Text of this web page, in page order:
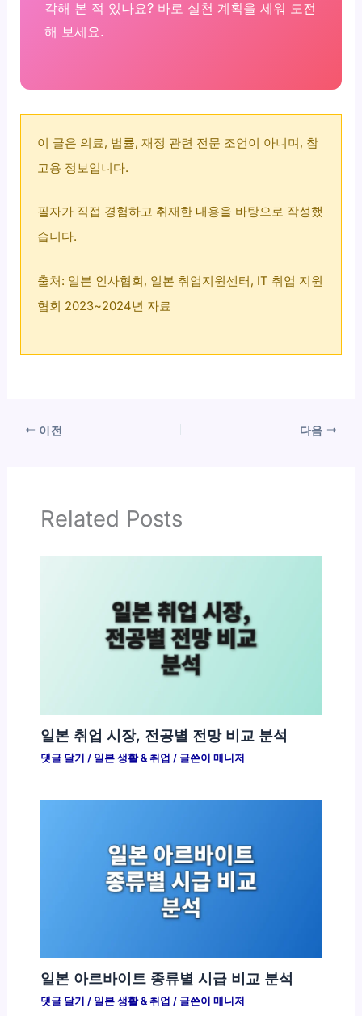
각해 본 적 있나요? 바로 실천 계획을 세워 도전
해 보세요.
이 글은 의료, 법률, 재정 관련 전문 조언이 아니며, 참
고용 정보입니다.
필자가 직접 경험하고 취재한 내용을 바탕으로 작성했
습니다.
출처: 일본 인사협회, 일본 취업지원센터, IT 취업 지원
협회 2023~2024년 자료
이전 다음
Related Posts
일본 취업 시장, 전공별 전망 비교 분석
댓글 달기 / 일본 생활 & 취업 / 글쓴이 매니저
일본 아르바이트 종류별 시급 비교 분석
댓글 달기 / 일본 생활 & 취업 / 글쓴이 매니저